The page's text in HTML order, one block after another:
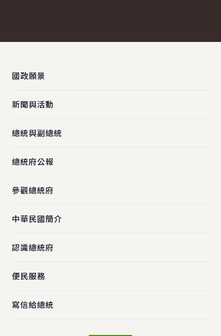
國政願景
新聞與活動
總統與副總統
總統府公報
參觀總統府
中華民國簡介
認識總統府
便民服務
寫信給總統